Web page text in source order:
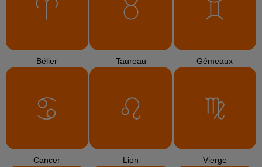
Bélier Taureau Gémeaux
Cancer Lion Vierge